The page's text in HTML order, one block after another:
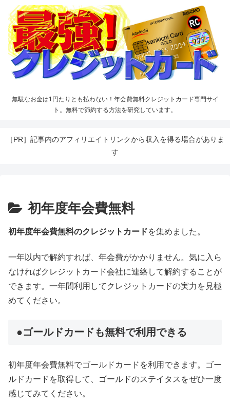
無駄なお金は1円たりとも払わない！年会費無料クレジットカード専門サイ
ト。無料で節約する方法を研究しています。
［PR］記事内のアフィリエイトリンクから収入を得る場合がありま
す
初年度年会費無料
初年度年会費無料のクレジットカードを集めました。
一年以内で解約すれば、年会費がかかりません。気に入ら
なければクレジットカード会社に連絡して解約することが
できます。一年間利用してクレジットカードの実力を見極
めてください。
●ゴールドカードも無料で利用できる
初年度年会費無料でゴールドカードを利用できます。ゴー
ルドカードを取得して、ゴールドのステイタスをぜひ一度
感じてみてください。